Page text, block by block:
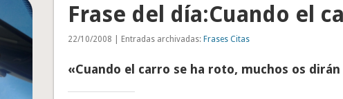
Frase del día:Cuando el
22/10/2008 | Entradas archivadas:Frases Citas
«Cuando el carro se ha roto, muchos os